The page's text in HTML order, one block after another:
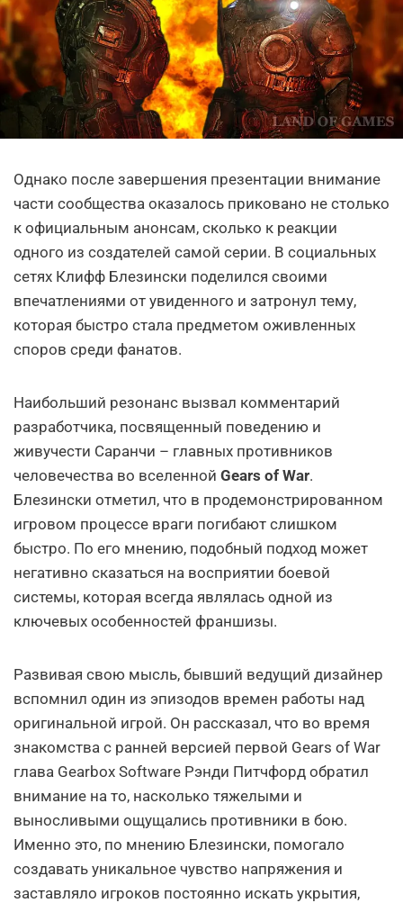
Однако после завершения презентации внимание
части сообщества оказалось приковано не столько
к официальным анонсам, сколько к реакции
одного из создателей самой серии. В социальных
сетях Клифф Блезински поделился своими
впечатлениями от увиденного и затронул тему,
которая быстро стала предметом оживленных
споров среди фанатов.
Наибольший резонанс вызвал комментарий
разработчика, посвященный поведению и
живучести Саранчи – главных противников
человечества во вселенной Gears of War.
Блезински отметил, что в продемонстрированном
игровом процессе враги погибают слишком
быстро. По его мнению, подобный подход может
негативно сказаться на восприятии боевой
системы, которая всегда являлась одной из
ключевых особенностей франшизы.
Развивая свою мысль, бывший ведущий дизайнер
вспомнил один из эпизодов времен работы над
оригинальной игрой. Он рассказал, что во время
знакомства с ранней версией первой Gears of War
глава Gearbox Software Рэнди Питчфорд обратил
внимание на то, насколько тяжелыми и
выносливыми ощущались противники в бою.
Именно это, по мнению Блезински, помогало
создавать уникальное чувство напряжения и
заставляло игроков постоянно искать укрытия,